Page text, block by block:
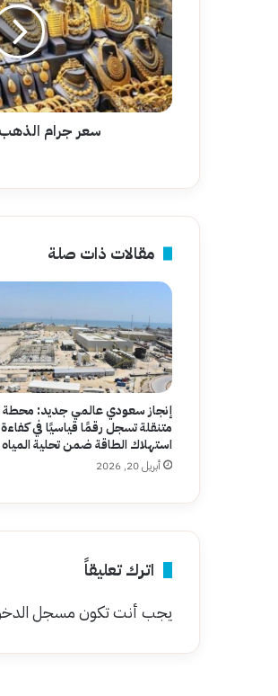
في
البحرين
سعر جرام الذهب
مقالات ذات صلة
إنجاز سعودي عالمي جديد: محطة
متنقلة تسجل رقمًا قياسيًا في كفاءة
استهلاك الطاقة ضمن تحلية المياه
أبريل 20, 2026
اترك تعليقاً
يجب أنت تكونمسجل